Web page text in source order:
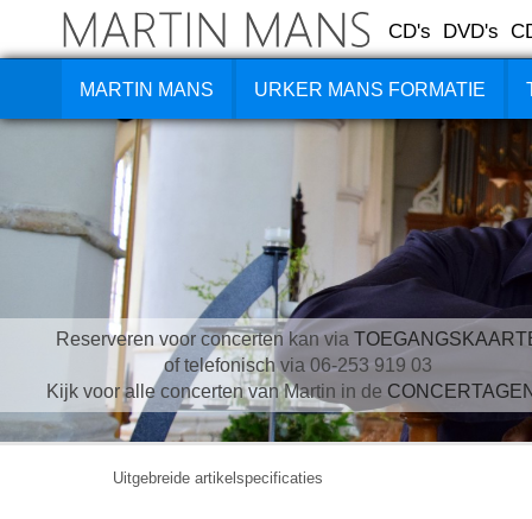
CD's DVD's
MARTIN MANS URKER MANS FORMATIE
Reserveren voor concerten kan via
of telefonisch via 06-253 919 03
Kijk voor alle concerten van Martin in de
Uitgebreide artikelspecificaties